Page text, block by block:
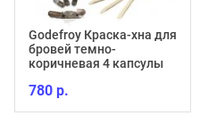
Godefroy Краска-хна для
бровей темно-
коричневая 4 капсулы
780 р.